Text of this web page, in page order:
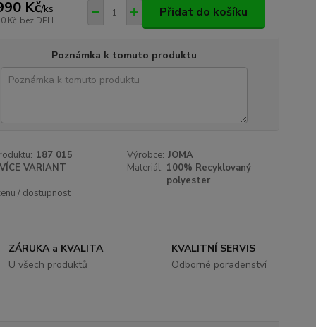
Kč/ks
Kč bez DPH
Přidat do košíku
Poznámka k tomuto produktu
187 015 Výrobce: JOMA
VARIANT
Materiál: 100% Recyklovaný
polyester
/ dostupnost
ZÁRUKA a KVALITA
U všech produktů
KVALITNÍ SERVIS
Odborné poradenství